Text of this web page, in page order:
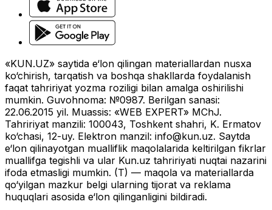
«KUN.UZ» saytida e‘lon qilingan materiallardan nusxa
ko‘chirish, tarqatish va boshqa shakllarda foydalanish
faqat tahririyat yozma roziligi bilan amalga oshirilishi
mumkin. Guvohnoma: №0987. Berilgan sanasi:
22.06.2015 yil. Muassis: «WEB EXPERT» MChJ.
Tahririyat manzili: 100043, Toshkent shahri, K. Ermatov
ko‘chasi, 12-uy. Elektron manzil: info@kun.uz. Saytda
e‘lon qilinayotgan mualliflik maqolalarida keltirilgan fikrlar
muallifga tegishli va ular Kun.uz tahririyati nuqtai nazarini
ifoda etmasligi mumkin. (T) — maqola va materiallarda
qo‘yilgan mazkur belgi ularning tijorat va reklama
huquqlari asosida e‘lon qilinganligini bildiradi.